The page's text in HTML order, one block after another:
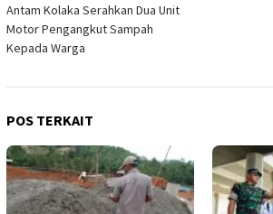
Antam Kolaka Serahkan Dua Unit
Motor Pengangkut Sampah
Kepada Warga
POS TERKAIT